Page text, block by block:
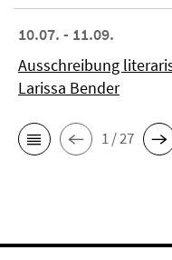
10.07. - 11.09.
Ausschreibung
Larissa Bender
1 / 27